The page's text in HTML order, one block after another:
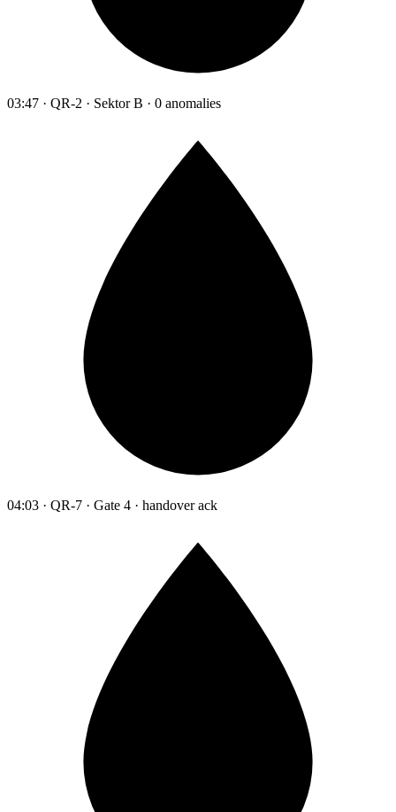
03:47 · QR-2 · Sektor B · 0 anomalies
04:03 · QR-7 · Gate 4 · handover ack